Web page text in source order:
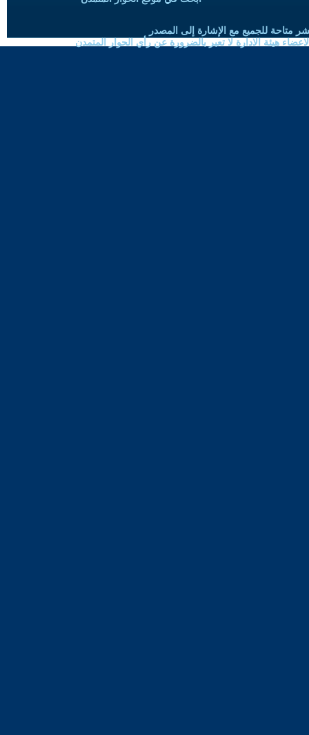
متاحة للجميع مع الإشارة إلى المصدر
هيئة الادارة لا تعبر بالضرورة عن رأي الحوار المتمدن